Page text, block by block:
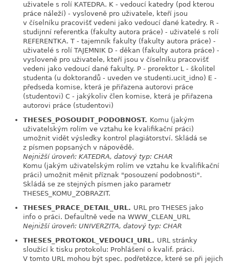
uživatele s rolí KATEDRA. K - vedoucí katedry (pod kterou
práce náleží) - vysloveně pro uživatele, kteří jsou
v číselníku pracovišť vedeni jako vedoucí dané katedry. R -
studijnní referentka (fakulty autora práce) - uživatelé s rolí
REFERENTKA. T - tajemník fakulty (fakulty autora práce) -
uživatelé s rolí TAJEMNIK D - děkan (fakulty autora práce) -
vysloveně pro uživatele, kteří jsou v číselníku pracovišť
vedeni jako vedoucí dané fakulty. P - prorektor L - školitel
studenta (u doktorandů - uveden ve studenti.ucit_idno) E -
předseda komise, která je přiřazena autorovi práce
(studentovi) C - jakýkoliv člen komise, která je přiřazena
autorovi práce (studentovi)
THESES_POSOUDIT_PODOBNOST. Komu (jakým
uživatelským rolím ve vztahu ke kvalifikační práci)
umožnit vidět výsledky kontrol plagiátorství. Skládá se
z písmen popsaných v nápovědě.
Nejnižší úroveň: KATEDRA, datový typ: CHAR
Komu (jakým uživatelským rolím ve vztahu ke kvalifikační
práci) umožnit měnit příznak "posouzení podobnosti".
Skládá se ze stejných písmen jako parametr
THESES_KOMU_ZOBRAZIT.
THESES_PRACE_DETAIL_URL. URL pro THESES jako
info o práci. Defaultně vede na WWW_CLEAN_URL
Nejnižší úroveň: UNIVERZITA, datový typ: CHAR
THESES_PROTOKOL_VEDOUCI_URL. URL stránky
sloužící k tisku protokolu: Prohlášení o kvalif. práci.
V tomto URL mohou být spec. podřetězce, které se při jejich